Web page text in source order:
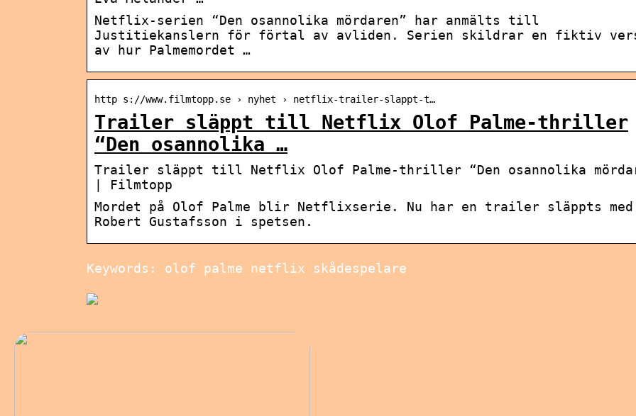
Netflix-serien “Den osannolika mördaren” har anmälts till
Justitiekanslern för förtal av avliden. Serien skildrar en fiktiv
av hur Palmemordet …
http s://www.filmtopp.se › nyhet › netflix-trailer-slappt-t…
Trailer släppt till Netflix Olof Palme-thriller
“Den osannolika …
Trailer släppt till Netflix Olof Palme-thriller “Den osannolika
| Filmtopp
Mordet på Olof Palme blir Netflixserie. Nu har en trailer släppts med
Robert Gustafsson i spetsen.
Keywords: olof palme netflix skådespelare